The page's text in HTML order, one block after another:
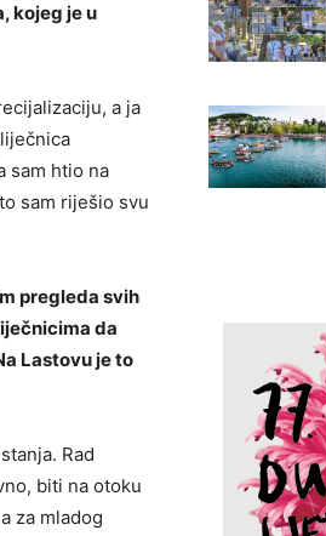
kojeg je u
a ja
sam htio na
sam riješio svu
pregleda svih
da
Lastovu je to
Rad
biti na otoku
za mladog